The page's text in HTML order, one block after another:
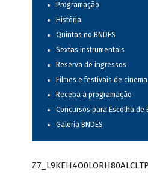
Programação
História
Quintas no BNDES
Sextas instrumentais
Reserva de ingressos
Filmes e festivais de cinema
Receba a programação
Concursos para Escolha de
Galeria BNDES